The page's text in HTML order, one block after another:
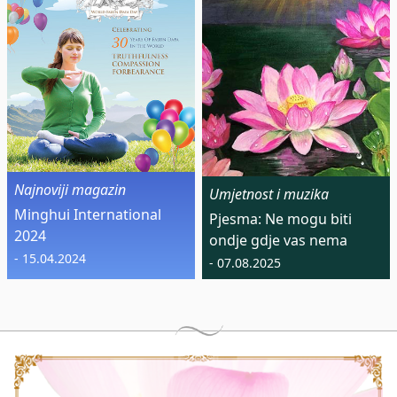
Najnoviji magazin
Minghui International
2024
- 15.04.2024
Umjetnost i muzika
Pjesma: Ne mogu biti
ondje gdje vas nema
- 07.08.2025